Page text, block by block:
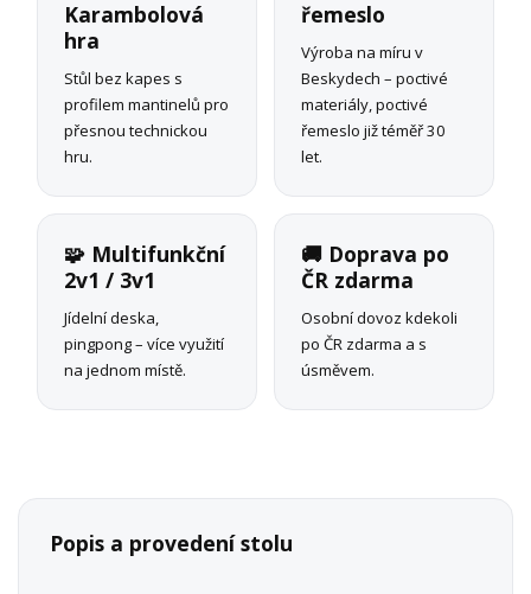
Karambolová
hra
Stůl bez kapes s
profilem mantinelů pro
přesnou technickou
hru.
řemeslo
Výroba na míru v
Beskydech – poctivé
materiály, poctivé
řemeslo již téměř 30
let.
🧩 Multifunkční
2v1 / 3v1
Jídelní deska,
pingpong – více využití
na jednom místě.
🚚 Doprava po
ČR zdarma
Osobní dovoz kdekoli
po ČR zdarma a s
úsměvem.
Popis a provedení stolu